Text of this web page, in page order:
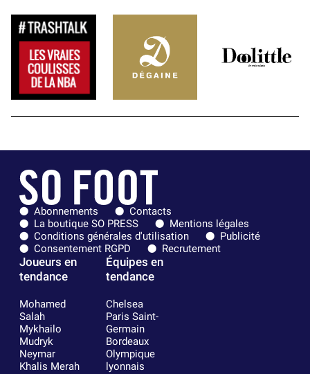
Abonnements
Contacts
La boutique SO PRESS
Mentions légales
Conditions générales d'utilisation
Publicité
Consentement RGPD
Recrutement
Joueurs en
tendance
Mohamed
Salah
Mykhailo
Mudryk
Neymar
Khalis Merah
Équipes en
tendance
Chelsea
Paris Saint-
Germain
Bordeaux
Olympique
lyonnais